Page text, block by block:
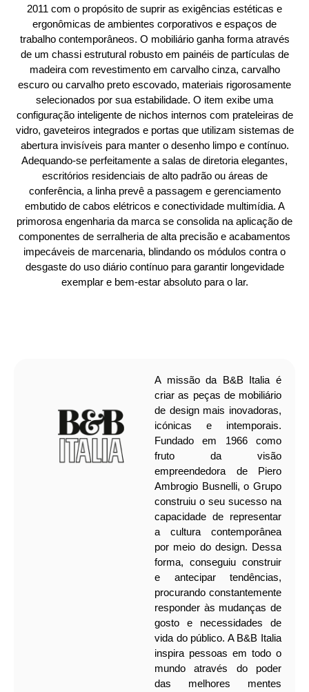
2011 com o propósito de suprir as exigências estéticas e
ergonômicas de ambientes corporativos e espaços de
trabalho contemporâneos. O mobiliário ganha forma através
de um chassi estrutural robusto em painéis de partículas de
madeira com revestimento em carvalho cinza, carvalho
escuro ou carvalho preto escovado, materiais rigorosamente
selecionados por sua estabilidade. O item exibe uma
configuração inteligente de nichos internos com prateleiras de
vidro, gaveteiros integrados e portas que utilizam sistemas de
abertura invisíveis para manter o desenho limpo e contínuo.
Adequando-se perfeitamente a salas de diretoria elegantes,
escritórios residenciais de alto padrão ou áreas de
conferência, a linha prevê a passagem e gerenciamento
embutido de cabos elétricos e conectividade multimídia. A
primorosa engenharia da marca se consolida na aplicação de
componentes de serralheria de alta precisão e acabamentos
impecáveis de marcenaria, blindando os módulos contra o
desgaste do uso diário contínuo para garantir longevidade
exemplar e bem-estar absoluto para o lar.
A missão da B&B Italia é
criar as peças de mobiliário
de design mais inovadoras,
icónicas e intemporais.
Fundado em 1966 como
fruto da visão
empreendedora de Piero
Ambrogio Busnelli, o Grupo
construiu o seu sucesso na
capacidade de representar
a cultura contemporânea
por meio do design. Dessa
forma, conseguiu construir
e antecipar tendências,
procurando constantemente
responder às mudanças de
gosto e necessidades de
vida do público. A B&B Italia
inspira pessoas em todo o
mundo através do poder
das melhores mentes